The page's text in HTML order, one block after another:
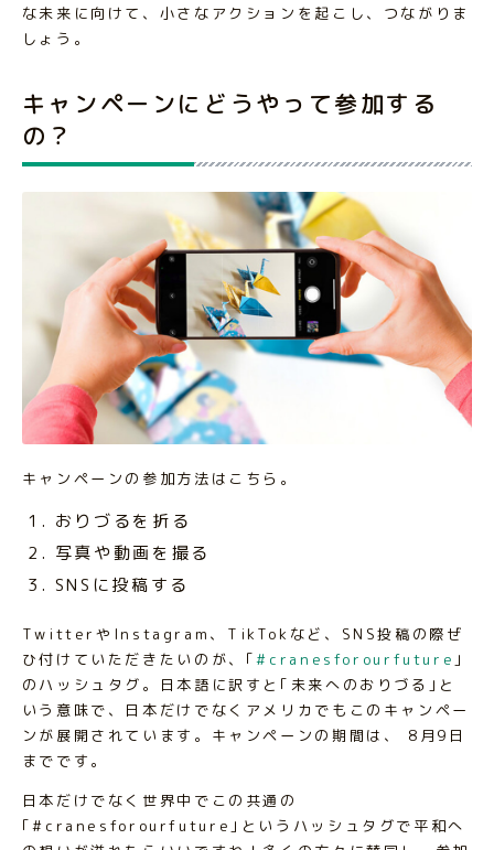
な未来に向けて、小さなアクションを起こし、つながりま
しょう。
キャンペーンにどうやって参加する
の？
キャンペーンの参加方法はこちら。
おりづるを折る
写真や動画を撮る
SNSに投稿する
TwitterやInstagram、TikTokなど、SNS投稿の際ぜ
ひ付けていただきたいのが、｢#cranesforourfuture ｣
のハッシュタグ。日本語に訳すと｢未来へのおりづる｣と
いう意味で、日本だけでなくアメリカでもこのキャンペー
ンが展開されています。キャンペーンの期間は、 8月9日
までです。
日本だけでなく世界中でこの共通の
｢#cranesforourfuture｣というハッシュタグで平和へ